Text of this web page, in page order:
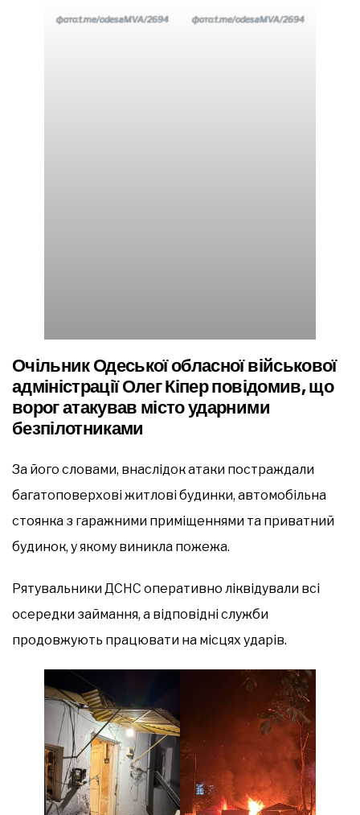
фото:t.me/odesaMVA/2694 фото:t.me/odesaMVA/2694
Очільник Одеської обласної військової
адміністрації Олег Кіпер повідомив, що
ворог атакував місто ударними
безпілотниками
За його словами, внаслідок атаки постраждали
багатоповерхові житлові будинки, автомобільна
стоянка з гаражними приміщеннями та приватний
будинок, у якому виникла пожежа.
Рятувальники ДСНС оперативно ліквідували всі
осередки займання, а відповідні служби
продовжують працювати на місцях ударів.